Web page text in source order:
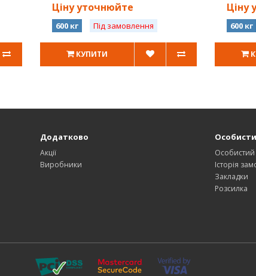
Ціну уточнюйте
600 кг Під замовлення
КУПИТИ
Ціну
600 кг
Додатково
Акції
Виробники
Особистий
Історія
Закладки
Розсилка